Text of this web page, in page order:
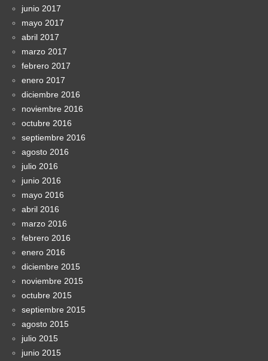
junio 2017
mayo 2017
abril 2017
marzo 2017
febrero 2017
enero 2017
diciembre 2016
noviembre 2016
octubre 2016
septiembre 2016
agosto 2016
julio 2016
junio 2016
mayo 2016
abril 2016
marzo 2016
febrero 2016
enero 2016
diciembre 2015
noviembre 2015
octubre 2015
septiembre 2015
agosto 2015
julio 2015
junio 2015